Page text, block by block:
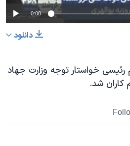
0:00
دانلود
رئیسی خواستار توجه وزارت جهاد
کاران شد.